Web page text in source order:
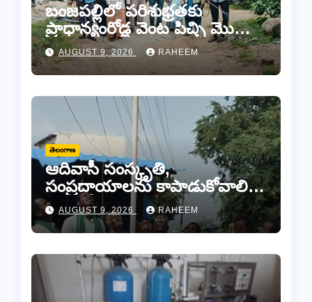
బంజపల్లిలో పరిశుభ్రతకు
ప్రాధాన్యంరోడ్ల వెంట పిచ్చి మొక్కల
తొలగింపు..
AUGUST 9, 2026 RAHEEM
తెలంగాణ
ఆదివాసీ సంస్కృతి,
సంప్రదాయాలను కాపాడుకోవాలి…
ఆదివాసీ నాయకపోడ్ జిల్లా
అధ్యక్షులు మొట్ట పెంటయ్య
AUGUST 9, 2026 RAHEEM